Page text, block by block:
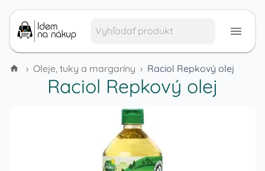
› Oleje, tuky a margaríny › Raciol Repkový olej
Raciol Repkový olej